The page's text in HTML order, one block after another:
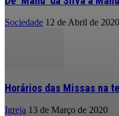
Sociedade 12 de Abril de 2020
Horários das Missas na
Igreja 13 de Março de 2020